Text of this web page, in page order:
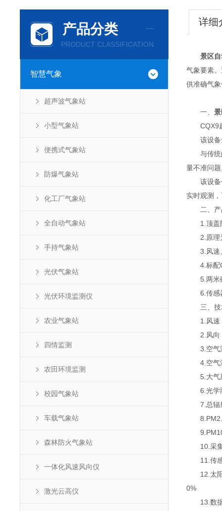
产品分类
PRODUCT CLASSIFICATION
智慧气象
超声波气象站
小型气象站
便携式气象站
防爆气象站
化工厂气象站
全自动气象站
手持气象站
光伏气象站
光伏环境监测仪
农业气象站
四情监测
农田环境监测
校园气象站
车载气象站
森林防火气象站
一体化风速风向仪
激光云高仪
详细
景区
气象要素
供准确气
一、
CQX9超
该设备免
与传统的
量不准问
该设备创
实时观测
二、产
1.顶盖隐
2.原理为
3.风速、
4.标配
5.两米碳
6.传感器
三、技
1.风速：
2.风向：
3.空气温
4.空气湿
5.大气压
6.光学雨
7.总辐射
8.PM2.5
9.PM10
10.采集
11.传感
12.太阳
0%
13.数据